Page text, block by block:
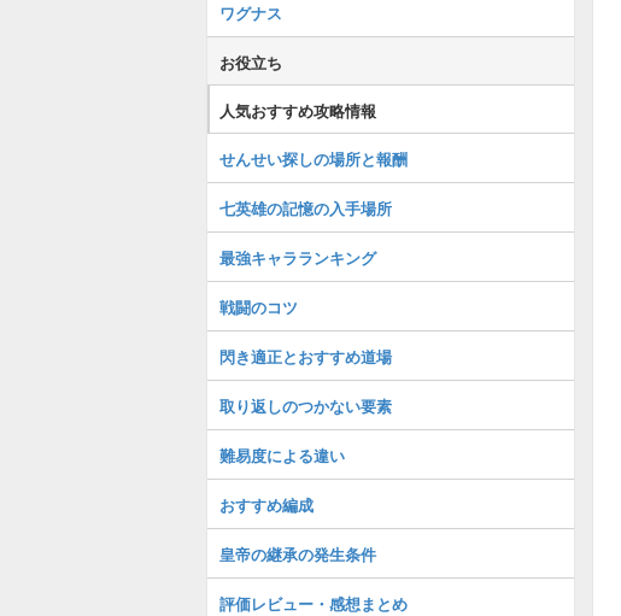
ワグナス
お役立ち
人気おすすめ攻略情報
せんせい探しの場所と報酬
七英雄の記憶の入手場所
最強キャラランキング
戦闘のコツ
閃き適正とおすすめ道場
取り返しのつかない要素
難易度による違い
おすすめ編成
皇帝の継承の発生条件
評価レビュー・感想まとめ